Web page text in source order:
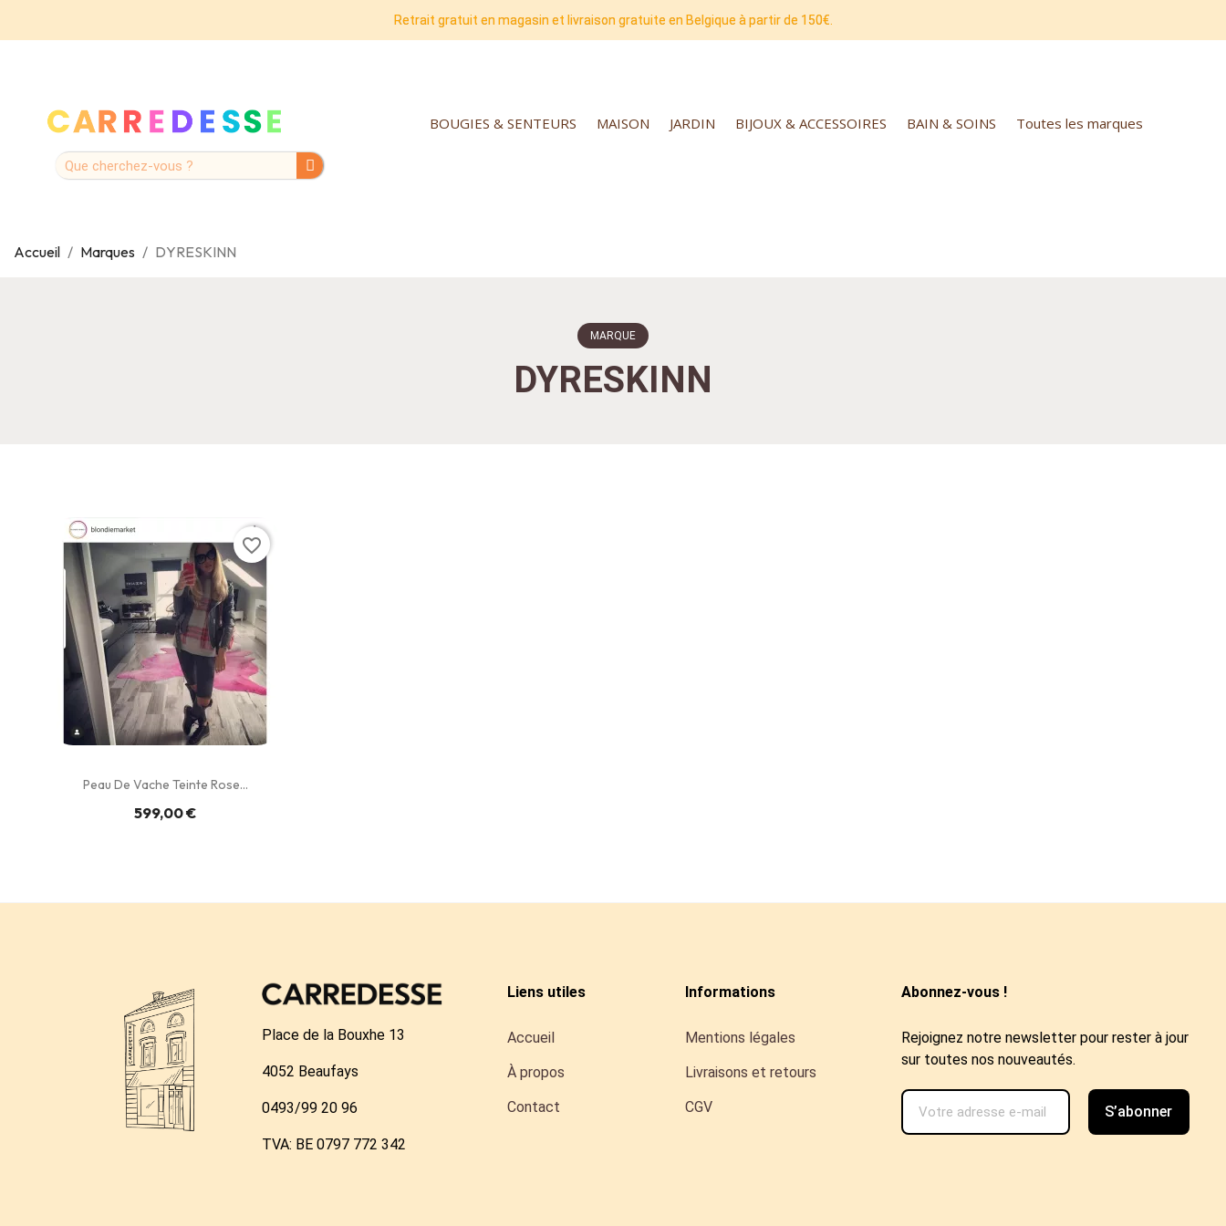
Retrait gratuit en magasin et livraison gratuite en Belgique à partir de 150€.
BOUGIES & SENTEURS MAISON JARDIN BIJOUX & ACCESSOIRES BAIN & SOINS Toutes les marques
Accueil Marques DYRESKINN
MARQUE
DYRESKINN
Peau De Vache Teinte Rose...
599,00 €
favorite_border
Place de la Bouxhe 13
4052 Beaufays
0493/99 20 96
TVA: BE 0797 772 342
Liens utiles
Accueil
À propos
Contact
Informations
Mentions légales
Livraisons et retours
CGV
Abonnez-vous !
Rejoignez notre newsletter pour rester à jour
sur toutes nos nouveautés.
S’abonner